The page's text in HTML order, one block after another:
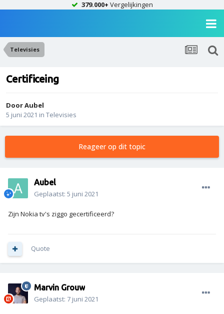
379.000+ Vergelijkingen
Televisies
Certificeing
DoorAubel
5 juni 2021 in Televisies
Reageer op dit topic
Aubel
Geplaatst: 5 juni 2021
Zijn Nokia tv's ziggo gecertificeerd?
Quote
Marvin Grouw
Geplaatst: 7 juni 2021